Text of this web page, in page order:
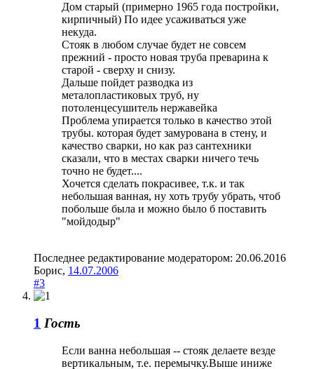
Дом старый (примерно 1965 года постройки,
кирпичный) По идее усаживаться уже
некуда.
Стояк в любом случае будет не совсем
прежний - просто новая труба преварина к
старой - сверху и снизу.
Дальше пойдет разводка из
металопластиковых труб, ну
потоленцесушитель нержавейка
Проблема упирается только в качество этой
трубы. которая будет замурована в стену, и
качество сварки, но как раз сантехники
сказали, что в местах сварки ничего течь
точно не будет....
Хочется сделать покрасивее, т.к. и так
небольшая ванная, ну хоть трубу убрать, чтоб
побольше была и можно было б поставить
"мойдодыр"
Последнее редактирование модератором: 20.06.2016
Борис, 14.07.2006
#3
1 Гость
Если ванна небольшая -- стояк делаете везде
вертикальным, т.е. перемычку.Выше иниже